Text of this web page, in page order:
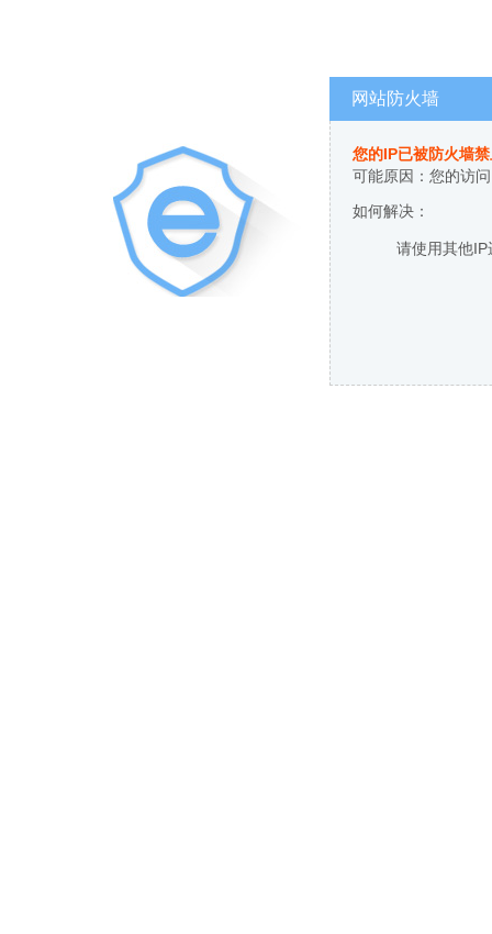
网站防火墙
您的IP已被防火墙
可能原因：您的访
如何解决：
请使用其他